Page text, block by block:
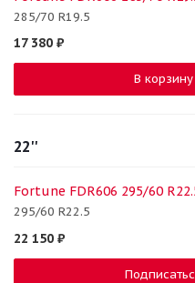
285/70 R19.5
17 380 ₽
В корзину
22''
Fortune FDR606 295/60
295/60 R22.5
22 150 ₽